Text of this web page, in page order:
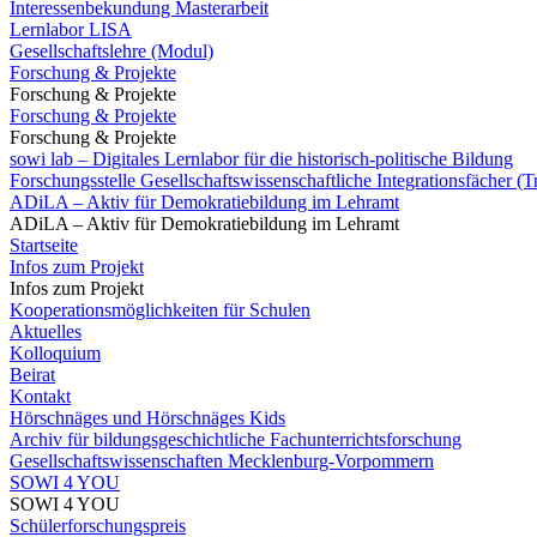
Interessenbekundung Masterarbeit
Lernlabor LISA
Gesellschaftslehre (Modul)
Forschung & Projekte
Forschung & Projekte
Forschung & Projekte
Forschung & Projekte
sowi lab – Digitales Lernlabor für die historisch-politische Bildung
Forschungsstelle Gesellschaftswissenschaftliche Integrationsfächer
ADiLA – Aktiv für Demokratiebildung im Lehramt
ADiLA – Aktiv für Demokratiebildung im Lehramt
Startseite
Infos zum Projekt
Infos zum Projekt
Kooperationsmöglichkeiten für Schulen
Aktuelles
Kolloquium
Beirat
Kontakt
Hörschnäges und Hörschnäges Kids
Archiv für bildungsgeschichtliche Fachunterrichtsforschung
Gesellschaftswissenschaften Mecklenburg-Vorpommern
SOWI 4 YOU
SOWI 4 YOU
Schülerforschungspreis